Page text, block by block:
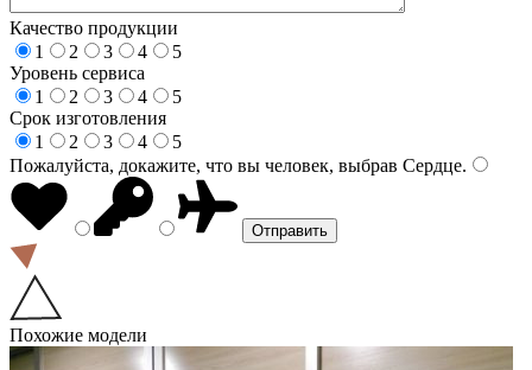
Качество продукции
1
2 3 4
5
Уровень сервиса
1
2 3 4
5
Срок изготовления
1
2 3 4
5
Пожалуйста, докажите, что вы человек, выбрав Сердце.
Похожие модели